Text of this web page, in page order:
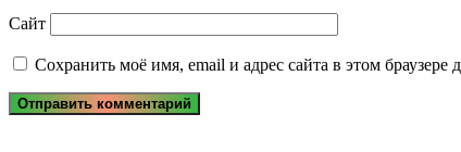
Сайт
Сохранить моё имя, email и адрес сайта в этом